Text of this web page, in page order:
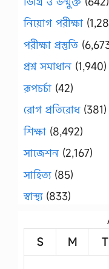
নিয়োগ পরীক্ষা
পরীক্ষা প্রস্তুতি
প্রশ্ন সমাধান (1,940)
রূপচর্চা (42)
রোগ প্রতিরোধ(381)
শিক্ষা (8,492)
সাজেশন (2,167)
সাহিত্য(85)
স্বাস্থ্য(833)
S
M T